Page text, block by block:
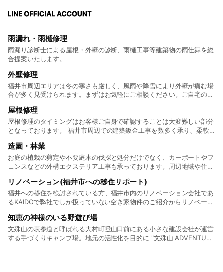
雨漏れ・雨樋修理
雨漏り診断士による屋根・外壁の診断、雨樋工事等建築物の雨仕舞を総
合提案いたします。
外壁修理
福井市周辺エリアは冬の寒さも厳しく、風雨や降雪により外壁が痛む場
合が多く見受けられます。まずはお気軽にご相談ください。ご自宅の状
きます。
屋根修理
屋根修理のタイミングはお客様ご自身で確認することは大変難しい部分
となっております。 福井市周辺での建築鈑金工事を数多く承り、柔軟
満足いただけるよう努めております。
造園・林業
お庭の植栽の剪定や不要庭木の伐採と処分だけでなく、カーポートやフ
ェンスなどの外構エクステリア工事も承っております。周辺地域や住ま
案しています。
リノベーション(福井市への移住サポート)
福井への移住を検討されている方、福井市内のリノベーション会社であ
るKAIDOで弊社でしか扱っていない空き家物件のご紹介からリノベーシ
知恵の神様のいる野遊び場
文殊山の表参道と呼ばれる大村町登山口前にある小さな建設会社が運営
する手づくりキャンプ場。地元の活性化を目的に "文殊山 ADVENTURE